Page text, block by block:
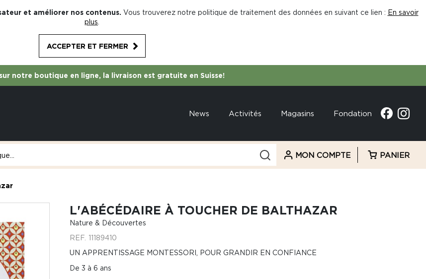
et améliorer nos contenus. Vous trouverez notre politique de traitement des données en suivant ce lien : En savoir
plus
ACCEPTER ET FERMER
notre boutique en ligne, la livraison est gratuite en Suisse!
News Activités Magasins Fondation
MON COMPTE PANIER
L'ABÉCÉDAIRE À TOUCHER DE BALTHAZAR
Nature & Découvertes
REF. 11189410
UN APPRENTISSAGE MONTESSORI, POUR GRANDIR EN CONFIANCE
De 3 à 6 ans